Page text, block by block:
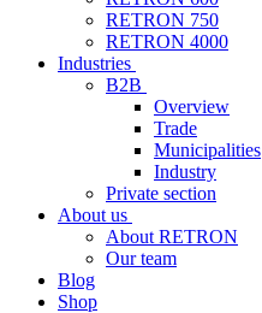
RETRON 750
RETRON 4000
Industries
B2B
Overview
Trade
Municipalities
Industry
Private section
About us
About RETRON
Our team
Blog
Shop